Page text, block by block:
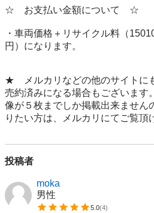
☆　お支払い金額について　☆
・車両価格＋リサイクル料（
円）になります。
★　メルカリなどの他のサイトに
売約済みになる場合もございます
像が５枚までしか掲載出来ません
りたい方は、メルカリにてご覧頂
投稿者
moka
男性
5.0(4)